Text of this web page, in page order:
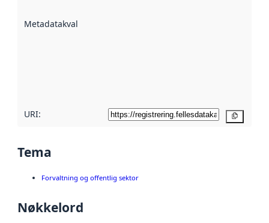
Metadatakvalitet
URI:
Tema
Forvaltning og offentlig sektor
Nøkkelord